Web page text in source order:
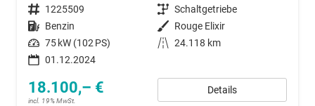
Fahrzeugnummer 1225509 Getriebe Schaltgetriebe
Kraftstoff Benzin Außenfarbe Rouge Elixir
Leistung 75 kW (102 PS) Kilometerstand 24.118 km
01.12.2024
18.100,– €
incl. 19% MwSt.
Details